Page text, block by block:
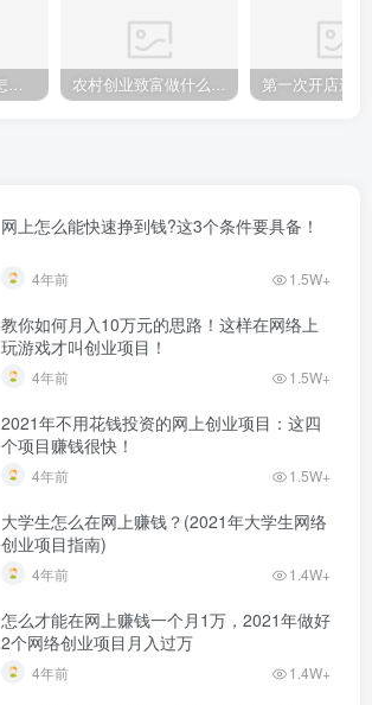
2026年创业方案怎么做？从零起步的完整规划步骤 农村创业致富做什么好?2025年农村致富项目（亲身体验）分享真实可行的初期创业路子
网上怎么能快速挣到钱?这3个条件要具备！
4年前 1.5W+
教你如何月入10万元的思路！这样在网络上
玩游戏才叫创业项目！
4年前 1.5W+
2021年不用花钱投资的网上创业项目：这四
个项目赚钱很快！
4年前 1.5W+
大学生怎么在网上赚钱？(2021年大学生网络
创业项目指南)
4年前 1.4W+
怎么才能在网上赚钱一个月1万，2021年做好
2个网络创业项目月入过万
4年前 1.4W+